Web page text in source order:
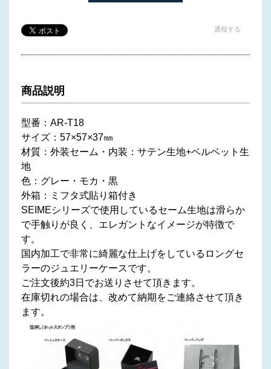
通報する
商品説明
型番：AR-T18
サイズ：57×57×37㎜
材質：外装セーム・内装：サテン生地+ベルベット生
地
色：グレー・モカ・黒
外箱：ミフタ式貼り箱付き
SEIMEシリーズで使用しているセーム生地は滑らか
で手触りが良く、エレガントなイメージが特徴で
す。
国内加工で非常に綺麗な仕上げをしているロングセ
ラーのジュエリーケースです。
ご注文後約3日でお送りさせて頂きます。
在庫切れの場合は、改めて納期をご連絡させて頂き
ます。